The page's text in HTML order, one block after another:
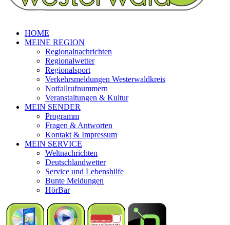
HOME
MEINE REGION
Regionalnachrichten
Regionalwetter
Regionalsport
Verkehrsmeldungen Westerwaldkreis
Notfallrufnummern
Veranstaltungen & Kultur
MEIN SENDER
Programm
Fragen & Antworten
Kontakt & Impressum
MEIN SERVICE
Weltnachrichten
Deutschlandwetter
Service und Lebenshilfe
Bunte Meldungen
HörBar